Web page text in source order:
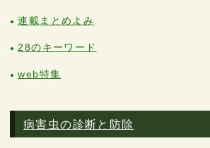
連載まとめよみ
28のキーワード
web特集
病害虫の診断と防除